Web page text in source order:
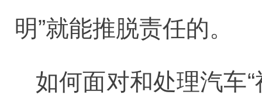
明”就能推脱责任的。
如何面对和处理汽车